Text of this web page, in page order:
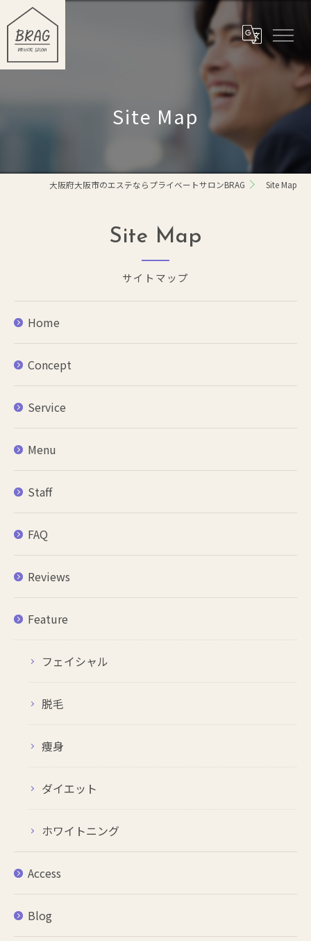
Site Map
大阪府大阪市のエステならプライベートサロンBRAG Site Map
サイトマップ
Site Map
Home
Concept
Service
Menu
Staff
FAQ
Reviews
Feature
フェイシャル
脱毛
痩身
ダイエット
ホワイトニング
Access
Blog